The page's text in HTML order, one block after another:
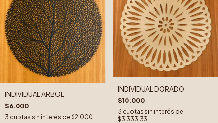
INDIVIDUAL ARBOL
$6.000
3 cuotas sin interés de $2.000
INDIVIDUAL DORADO
$10.000
3 cuotas sin interés de
$3.333,33